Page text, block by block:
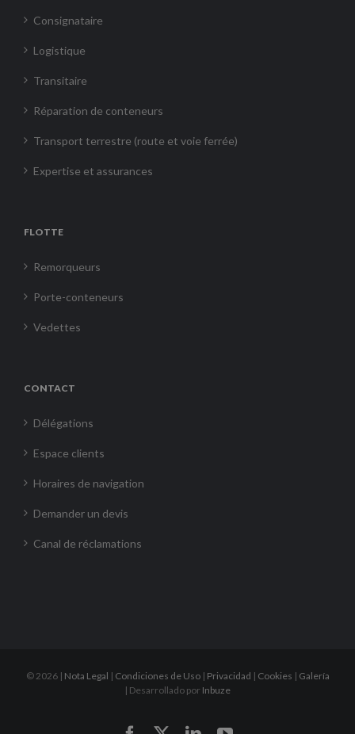
Consignataire
Logistique
Transitaire
Réparation de conteneurs
Transport terrestre (route et voie ferrée)
Expertise et assurances
FLOTTE
Remorqueurs
Porte-conteneurs
Vedettes
CONTACT
Délégations
Espace clients
Horaires de navigation
Demander un devis
Canal de réclamations
©2026 | Nota Legal | Condiciones de Uso| Privacidad | Cookies | Galería
| Desarrollado por Inbuze